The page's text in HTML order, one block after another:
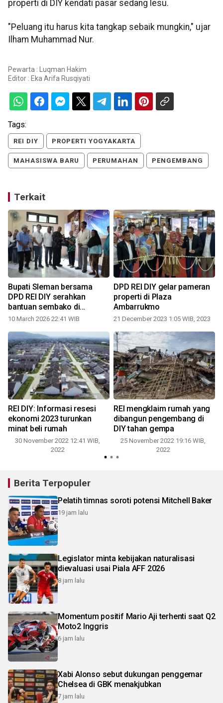
properti di DIY kendati pasar sedang lesu.
"Peluang itu harus kita tangkap sebaik mungkin," ujar
Ilham Muhammad Nur.
Pewarta : Luqman Hakim
Editor : Eka Arifa Rusqiyati
Tags:
REI DIY PROPERTI YOGYAKARTA
MAHASISWA BARU PERUMAHAN PENGEMBANG
Terkait
Bupati Sleman bersama
DPD REI DIY serahkan
bantuan sembako di
Prambanan
10 March 2026 22:41 WIB
DPD REI DIY gelar pameran
properti di Plaza
Ambarrukmo
21 December 2023 1:05 WIB, 2023
REI DIY: Informasi resesi
ekonomi 2023 turunkan
minat beli rumah
30 November 2022 12:41 WIB,
2022
REI mengklaim rumah yang
dibangun pengembang di
DIY tahan gempa
25 November 2022 19:16 WIB,
2022
Berita Terpopuler
Pelatih timnas soroti potensi Mitchell Baker
19 jam lalu
Legislator minta kebijakan naturalisasi
dievaluasi usai Piala AFF 2026
8 jam lalu
Momentum positif Mario Aji terhenti saat Q2
Moto2 Inggris
6 jam lalu
Xabi Alonso sebut dukungan penggemar
Chelsea di GBK menakjubkan
7 jam lalu